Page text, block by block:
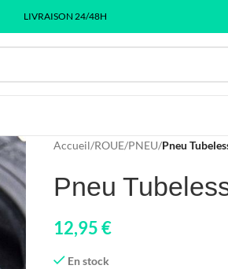
LIVRAISON 24/48H
Accueil/ROUE/PNEU/Pneu
Pneu
12,95€
En stock